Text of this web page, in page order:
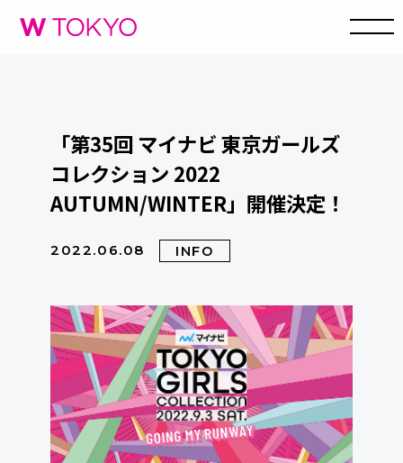
「第35回 マイナビ 東京ガールズ
コレクション 2022
AUTUMN/WINTER」開催決定！
2022.06.08 INFO